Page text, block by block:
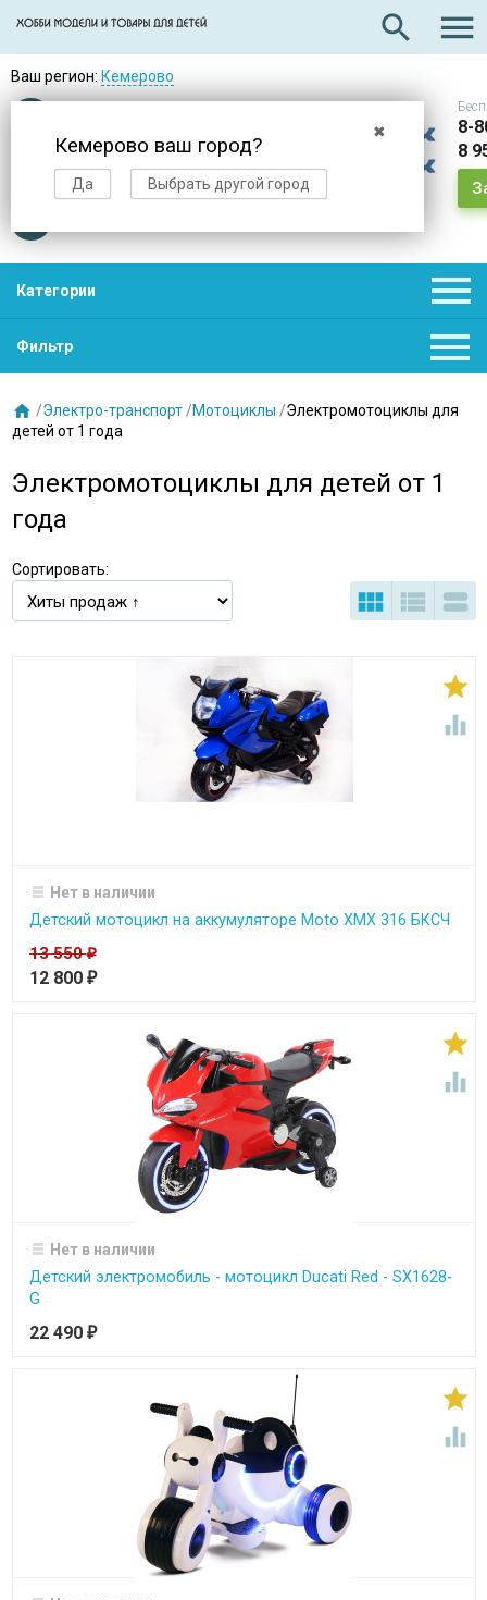
search 
Ваш регион: Кемерово
✖
Кемерово ваш город?
Да Выбрать другой город
Доставкав день заказа
8-
8
Категории 
Фильтр 
 /Электро-транспорт /Мотоциклы /Электромотоциклы для
детей от 1 года
Электромотоциклы для детей от 1
года
Сортировать:
  


Нет в наличии
Детский мотоцикл на аккумуляторе Moto XMX 316 БКСЧ
13 550₽
12 800 ₽


Нет в наличии
Детский электромобиль - мотоцикл Ducati Red - SX1628-
G
22 490 ₽

